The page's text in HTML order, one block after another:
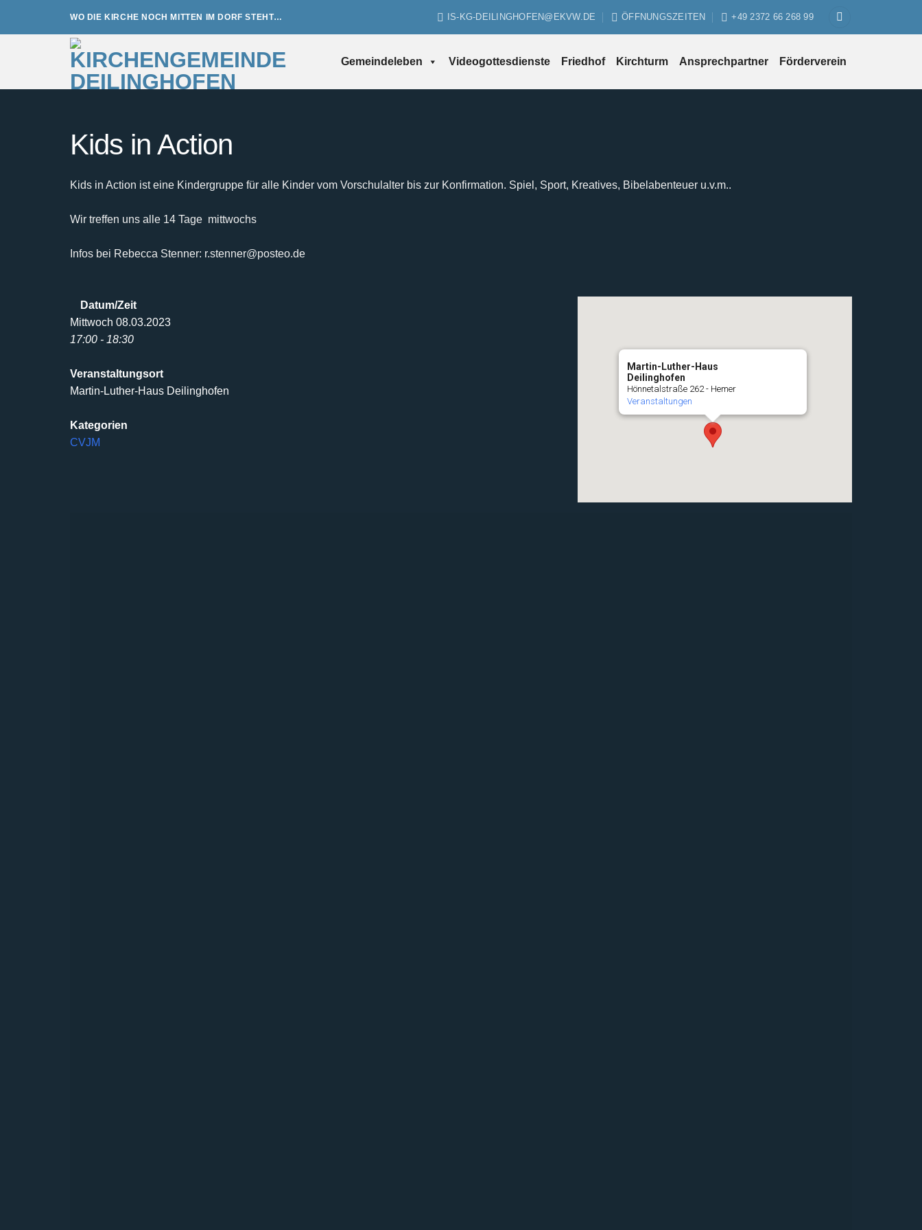
WO DIE KIRCHE NOCH MITTEN IM DORF STEHT… IS-KG-DEILINGHOFEN@EKVW.DE ÖFFNUNGSZEITEN +49 2372 66 268 99
Gemeindeleben Videogottesdienste Friedhof Kirchturm Ansprechpartner Förderverein
Kids in Action
Kids in Action ist eine Kindergruppe für alle Kinder vom Vorschulalter bis zur Konfirmation. Spiel, Sport, Kreatives, Bibelabenteuer u.v.m..
Wir treffen uns alle 14 Tage mittwochs
Infos bei Rebecca Stenner: r.stenner@posteo.de
Martin-Luther-Haus
Deilinghofen
Hönnetalstraße 262 - Hemer
Veranstaltungen
Datum/Zeit
Mittwoch 08.03.2023
17:00 - 18:30
Veranstaltungsort
Martin-Luther-Haus Deilinghofen
Kategorien
CVJM